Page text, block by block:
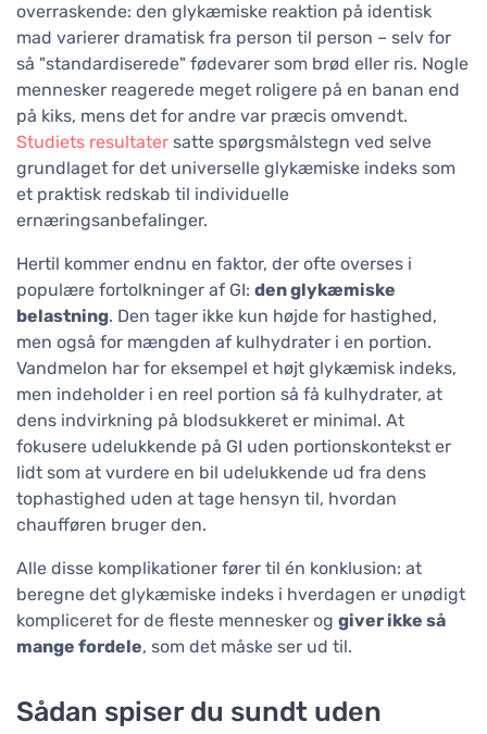
overraskende: den glykæmiske reaktion på identisk
mad varierer dramatisk fra person til person – selv for
så "standardiserede" fødevarer som brød eller ris. Nogle
mennesker reagerede meget roligere på en banan end
på kiks, mens det for andre var præcis omvendt.
Studiets resultater satte spørgsmålstegn ved selve
grundlaget for det universelle glykæmiske indeks som
et praktisk redskab til individuelle
ernæringsanbefalinger.
Hertil kommer endnu en faktor, der ofte overses i
populære fortolkninger af GI: den glykæmiske
belastning. Den tager ikke kun højde for hastighed,
men også for mængden af kulhydrater i en portion.
Vandmelon har for eksempel et højt glykæmisk indeks,
men indeholder i en reel portion så få kulhydrater, at
dens indvirkning på blodsukkeret er minimal. At
fokusere udelukkende på GI uden portionskontekst er
lidt som at vurdere en bil udelukkende ud fra dens
tophastighed uden at tage hensyn til, hvordan
chaufføren bruger den.
Alle disse komplikationer fører til én konklusion: at
beregne det glykæmiske indeks i hverdagen er unødigt
kompliceret for de fleste mennesker og giver ikke så
mange fordele, som det måske ser ud til.
Sådan spiser du sundt uden